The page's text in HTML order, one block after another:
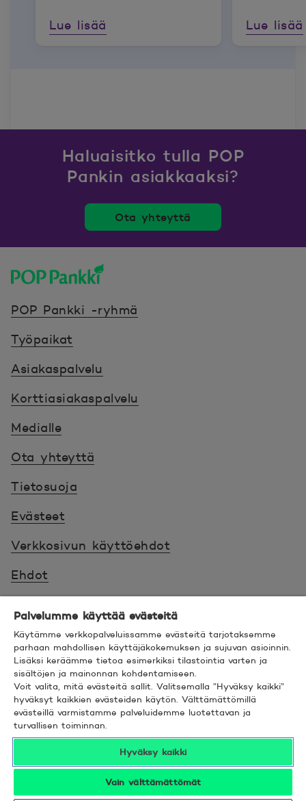
Lue lisää
Lue lisää
Haluaisitko tulla POP
Pankin asiakkaaksi?
Ota yhteyttä
POP Pankki -ryhmä
Työpaikat
Asiakaspalvelu
Korttiasiakaspalvelu
Medialle
Ota yhteyttä
Tietosuoja
Evästeet
Verkkosivun käyttöehdot
Ehdot
Saavutettavuus
Hyödyllistä tietää
© 2026 POP Pankki,Hevosenkenkä 3, 02600
ESPOO
Palvelumme käyttää evästeitä
Käytämme verkkopalveluissamme evästeitä tarjotaksemme
parhaan mahdollisen käyttäjäkokemuksen ja sujuvan asioinnin.
Lisäksi keräämme tietoa esimerkiksi tilastointia varten ja
sisältöjen ja mainonnan kohdentamiseen.
Voit valita, mitä evästeitä sallit. Valitsemalla ”Hyväksy kaikki”
hyväksyt kaikkien evästeiden käytön. Välttämättömillä
evästeillä varmistamme palveluidemme luotettavan ja
turvallisen toiminnan.
Hyväksy kaikki
Vain välttämättömät